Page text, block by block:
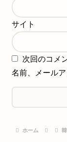
サイト
次回のコメ
名前、メール
ホーム